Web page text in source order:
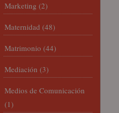
Marketing (2)
Maternidad (48)
Matrimonio (44)
Mediación (3)
Medios de Comunicación
(1)